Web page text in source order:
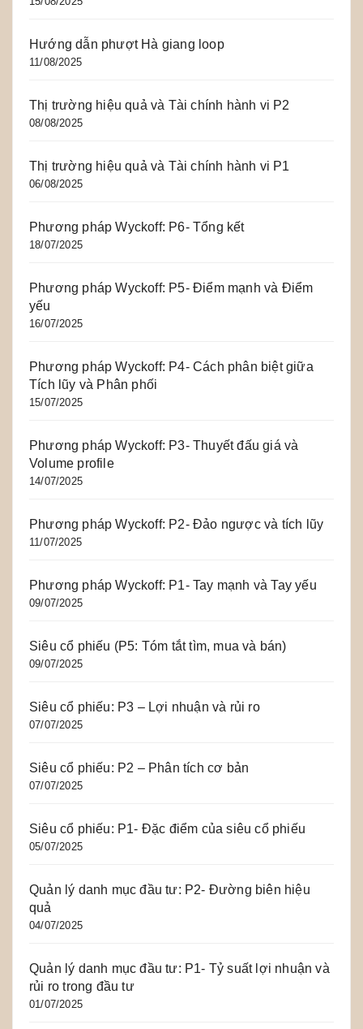
Hướng dẫn phượt Hà giang loop
11/08/2025
Thị trường hiệu quả và Tài chính hành vi P2
08/08/2025
Thị trường hiệu quả và Tài chính hành vi P1
06/08/2025
Phương pháp Wyckoff: P6- Tổng kết
18/07/2025
Phương pháp Wyckoff: P5- Điểm mạnh và Điểm
yếu
16/07/2025
Phương pháp Wyckoff: P4- Cách phân biệt giữa
Tích lũy và Phân phối
15/07/2025
Phương pháp Wyckoff: P3- Thuyết đấu giá và
Volume profile
14/07/2025
Phương pháp Wyckoff: P2- Đảo ngược và tích lũy
11/07/2025
Phương pháp Wyckoff: P1- Tay mạnh và Tay yếu
09/07/2025
Siêu cổ phiếu (P5: Tóm tắt tìm, mua và bán)
09/07/2025
Siêu cổ phiếu: P3 – Lợi nhuận và rủi ro
07/07/2025
Siêu cổ phiếu: P2 – Phân tích cơ bản
07/07/2025
Siêu cổ phiếu: P1- Đặc điểm của siêu cổ phiếu
05/07/2025
Quản lý danh mục đầu tư: P2- Đường biên hiệu
quả
04/07/2025
Quản lý danh mục đầu tư: P1- Tỷ suất lợi nhuận và
rủi ro trong đầu tư
01/07/2025